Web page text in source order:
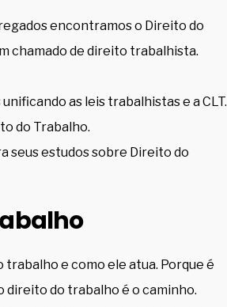
encontramos o Direito do
chamado de direito trabalhista.
as leis trabalhistas e a CLT.
do Trabalho.
seus estudos sobre Direito do
e como ele atua. Porque é
do trabalho é o caminho.